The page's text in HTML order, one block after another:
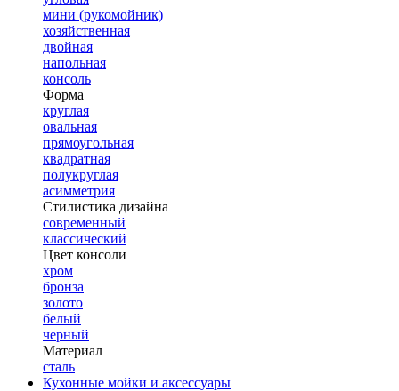
мини (рукомойник)
хозяйственная
двойная
напольная
консоль
Форма
круглая
овальная
прямоугольная
квадратная
полукруглая
асимметрия
Стилистика дизайна
современный
классический
Цвет консоли
хром
бронза
золото
белый
черный
Материал
сталь
Кухонные мойки и аксессуары